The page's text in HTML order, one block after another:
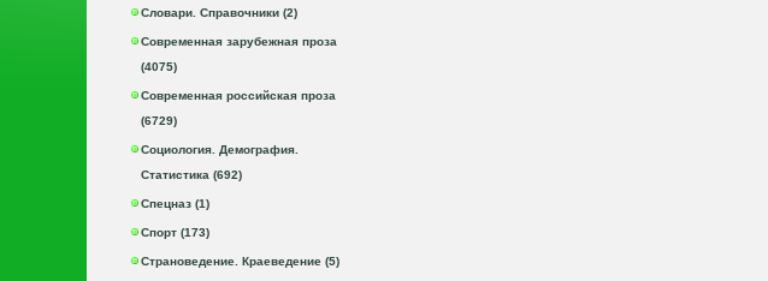
Словари. Справочники (2)
Современная зарубежная проза
(4075)
Современная российская проза
(6729)
Социология. Демография.
Статистика (692)
Спецназ (1)
Спорт (173)
Страноведение. Краеведение (5)